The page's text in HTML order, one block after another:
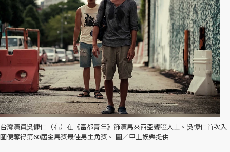
台灣演員吳慷仁（右）在《富都青年》飾演馬來西亞聾啞人士。吳慷仁首次入
圍便奪得第60屆金馬獎最佳男主角獎。 圖／甲上娛樂提供